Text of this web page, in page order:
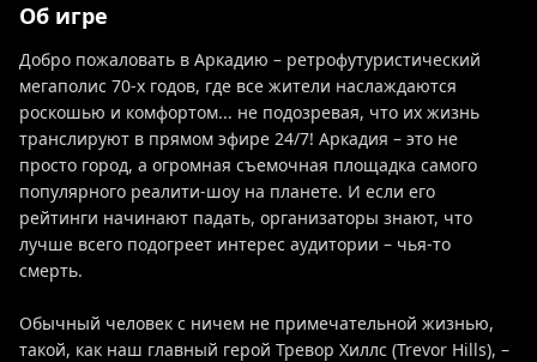
Об игре
Добро пожаловать в Аркадию – ретрофутуристический
мегаполис 70-х годов, где все жители наслаждаются
роскошью и комфортом... не подозревая, что их жизнь
транслируют в прямом эфире 24/7! Аркадия – это не
просто город, а огромная съемочная площадка самого
популярного реалити-шоу на планете. И если его
рейтинги начинают падать, организаторы знают, что
лучше всего подогреет интерес аудитории – чья-то
смерть.
Обычный человек с ничем не примечательной жизнью,
такой, как наш главный герой Тревор Хиллс (Trevor Hills), –